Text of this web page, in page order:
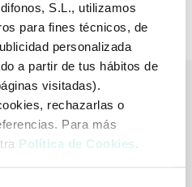
S.L., utilizamos
para fines técnicos, de
personalizada
a partir de tus hábitos de
visitadas).
rechazarlas o
Para más
Política de Cookies .
ortopédicos
interesarle